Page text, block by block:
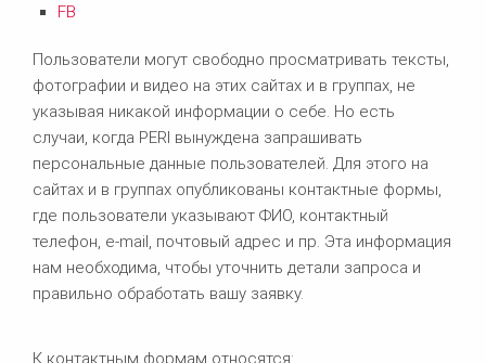
FB
Пользователи могут свободно просматривать тексты,
фотографии и видео на этих сайтах и в группах, не
указывая никакой информации о себе. Но есть
случаи, когда PERI вынуждена запрашивать
персональные данные пользователей. Для этого на
сайтах и в группах опубликованы контактные формы,
где пользователи указывают ФИО, контактный
телефон, e-mail, почтовый адрес и пр. Эта информация
нам необходима, чтобы уточнить детали запроса и
правильно обработать вашу заявку.
К контактным формам относятся: